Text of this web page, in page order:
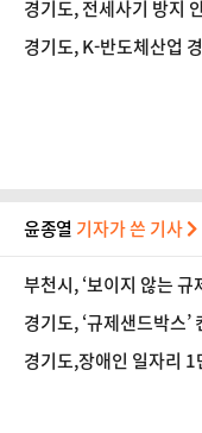
경기도, 전세사기 방지
경기도, K-반도체산업
윤종열 기자가 쓴 기사
부천시, ‘보이지 않는 규
경기도, ‘규제샌드박스’
경기도,장애인 일자리